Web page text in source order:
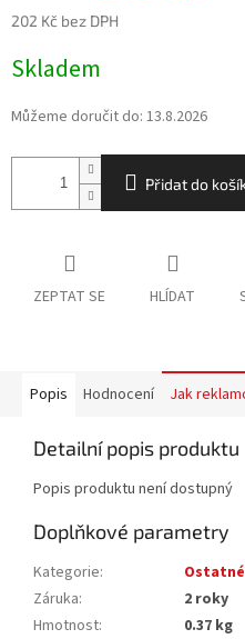
202 Kč bez DPH
cena:
Skladem
Můžeme doručit do: 13.8.2026
Přidat do
ZEPTAT SE HLÍDAT
Popis Hodnocení Jak
Detailní popis produktu
Popis produktu není dostupný
Doplňkové parametry
Kategorie:
Záruka:
2 roky
Hmotnost:
0.37 kg